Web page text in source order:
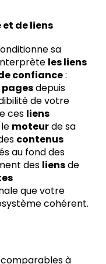
de liens
sa
les liens
confiance:
pagesdepuis
de votre
ces liens
moteurde sa
contenus
au fond des
des liensde
que votre
cohérent.
à